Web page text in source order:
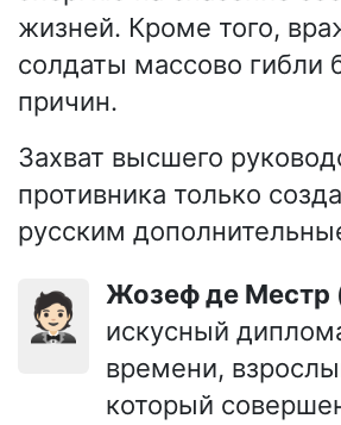
жизней. Кроме того,
солдаты массово гибли
причин.
Захват высшего
противника только
русским
🤵🏻 Жозеф де
искусный
времени,
который